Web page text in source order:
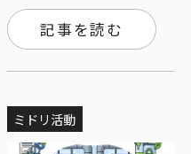
記事を読む
ミドリ活動